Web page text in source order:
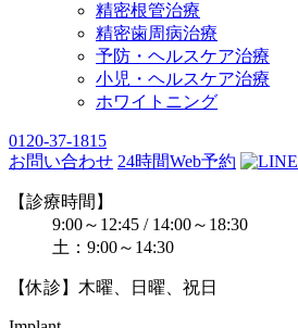
精密根管治療
精密歯周病治療
予防・ヘルスケア治療
小児・ヘルスケア治療
ホワイトニング
0120-37-1815
お問い合わせ 24時間Web予約
【診療時間】
9:00～12:45 / 14:00～18:30
土：9:00～14:30
【休診】木曜、日曜、祝日